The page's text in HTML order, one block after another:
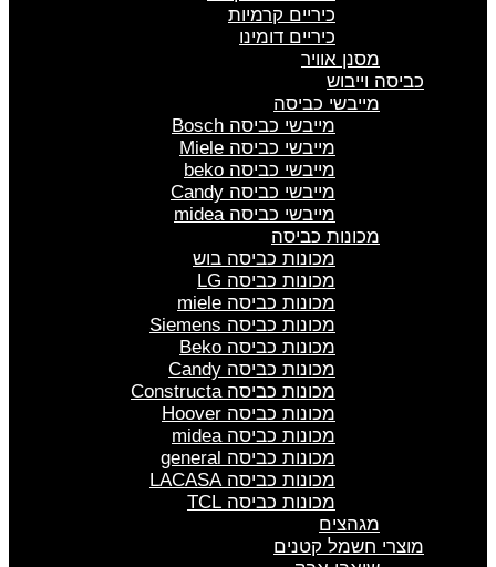
כיריים קרמיות
כיריים דומינו
מסנן אוויר
כביסה וייבוש
מייבשי כביסה
מייבשי כביסה Bosch
מייבשי כביסה Miele
מייבשי כביסה beko
מייבשי כביסה Candy
מייבשי כביסה midea
מכונות כביסה
מכונות כביסה בוש
מכונות כביסה LG
מכונות כביסה miele
מכונות כביסה Siemens
מכונות כביסה Beko
מכונות כביסה Candy
מכונות כביסה Constructa
מכונות כביסה Hoover
מכונות כביסה midea
מכונות כביסה general
מכונות כביסה LACASA
מכונות כביסה TCL
מגהצים
מוצרי חשמל קטנים